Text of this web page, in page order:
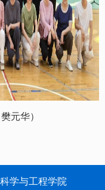
元华）
学与工程学院